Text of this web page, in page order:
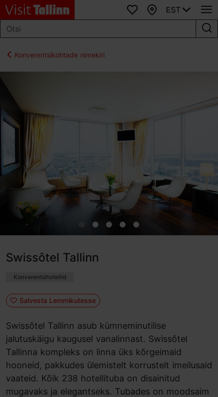
Lemmikud
Kaart
EST
Konverentsikohtade nimekiri
Swissôtel Tallinn
Konverentsihotellid
Salvesta Lemmikutesse
Swissôtel Tallinn asub kümneminutilise
jalutuskäigu kaugusel vanalinnast. Swissôtel
Tallinna kompleks on linna üks kõrgeimaid
hooneid, pakkudes ülemistelt korrustelt imeilusaid
vaateid. Kõik 238 hotellituba on disainitud
mugavaks ja elegantseks. Tubades on moodsaim